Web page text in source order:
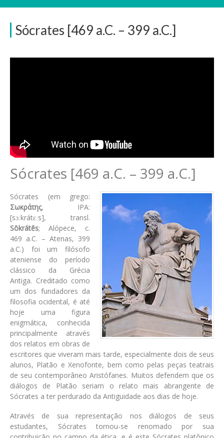
Sócrates [469 a.C. – 399 a.C.]
Sócrates [469 a.C. – 399 a.C.]
Sócrates (em grego:
Σωκράτης, IPA:
[sɔːkrátɛːs], transl.
Sōkrátēs; Alópece, c.
469 a.C. – Atenas, 399
a.C.) foi um filósofo
ateniense do período
clássico da Grécia
Antiga. Creditado como
um dos fundadores da
filosofia ocidental, é até
hoje uma figura
enigmática, conhecida
principalmente através
dos relatos em obras de
escritores que viveram mais tarde, especialmente dois de seus
alunos, Platão e Xenofonte, bem como pelas peças teatrais
de seu contemporâneo Aristófanes. Muitos defendem que os
diálogos de Platão seriam o relato mais abrangente de
Sócrates a ter perdurado da Antiguidade aos dias de hoje.
Através de sua representação nos diálogos de seus
estudantes, Sócrates tornou-se renomado por sua